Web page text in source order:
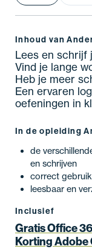
Inhoud van
Lees en schrijf
Vind je lange
Heb je meer
Een ervaren
oefeningen in
In de opleiding
de
en schrijven
correct
leesbaar en
Inclusief
Gratis Office
Korting Adobe